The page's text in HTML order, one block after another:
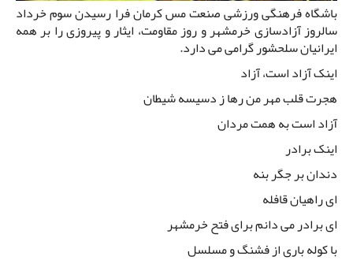
باشگاه فرهنگی ورزشی صنعت مس کرمان فرا رسیدن سوم خرداد
سالروز آزادسازی خرمشهر و روز مقاومت، ایثار و پیروزی را بر همه
ایرانیان سلحشور گرامی می دارد.
اینک آزاد است، آزاد
هجرت قلب مهر من رها ز دسیسه شیطان
آزاد است به همت مردان
اینک برادر
دندان بر جگر بنه
ای راهیان قافله
ای برادر می‌ دانم برای فتح خرمشهر
با کوله باری از فشنگ و مسلسل